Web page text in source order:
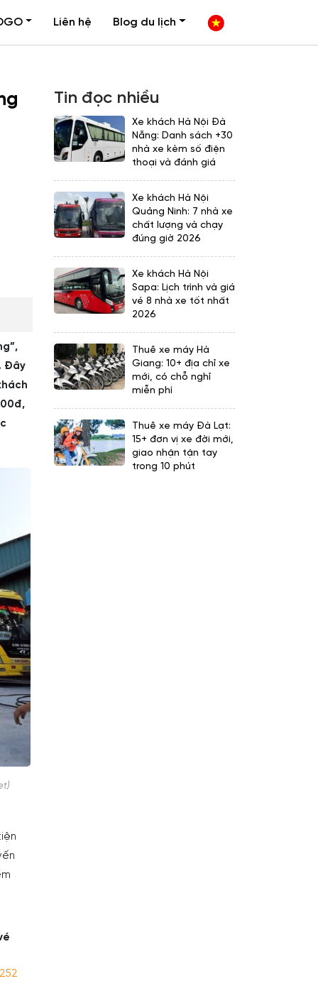
Liên hệ Blog du lịch
Đây
Tin đọc nhiều
Xe khách Hà Nội Đà
Nẵng: Danh sách +30
nhà xe kèm số điện
thoại và đánh giá
Xe khách Hà Nội
Quảng Ninh: 7 nhà xe
chất lượng và chạy
đúng giờ 2026
Xe khách Hà Nội
Sapa: Lịch trình và giá
vé 8 nhà xe tốt nhất
2026
Thuê xe máy Hà
Giang: 10+ địa chỉ xe
mới, có chỗ nghỉ
miễn phí
Thuê xe máy Đà Lạt:
15+ đơn vị xe đời mới,
giao nhận tận tay
trong 10 phút